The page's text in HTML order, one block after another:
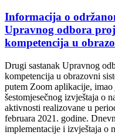
Informacija o
Upravnog odbora
kompetencija u
Drugi sastanak Upravnog
kompetencija u obrazovni
putem Zoom aplikacije,
šestomjesečnog izvještaja o
aktivnosti realizovane u
februara 2021. godine.
implementacije i izvještaja o